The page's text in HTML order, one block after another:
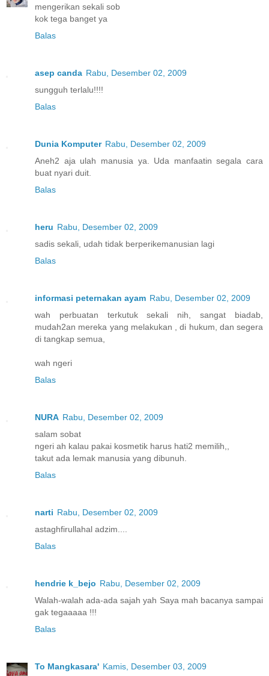
mengerikan sekali sob
kok tega banget ya
Balas
asep canda Rabu, Desember 02, 2009
sungguh terlalu!!!!
Balas
Dunia Komputer Rabu, Desember 02, 2009
Aneh2 aja ulah manusia ya. Uda manfaatin segala cara
buat nyari duit.
Balas
heru Rabu, Desember 02, 2009
sadis sekali, udah tidak berperikemanusian lagi
Balas
informasi peternakan ayam Rabu, Desember 02, 2009
wah perbuatan terkutuk sekali nih, sangat biadab,
mudah2an mereka yang melakukan , di hukum, dan segera
di tangkap semua,
wah ngeri
Balas
NURA Rabu, Desember 02, 2009
salam sobat
ngeri ah kalau pakai kosmetik harus hati2 memilih,,
takut ada lemak manusia yang dibunuh.
Balas
narti Rabu, Desember 02, 2009
astaghfirullahal adzim....
Balas
hendrie k_bejo Rabu, Desember 02, 2009
Walah-walah ada-ada sajah yah Saya mah bacanya sampai
gak tegaaaaa !!!
Balas
To Mangkasara' Kamis, Desember 03, 2009